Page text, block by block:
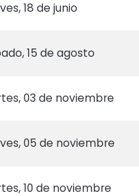
18 de junio
15 de agosto
03 de noviembre
05 de noviembre
10 de noviembre